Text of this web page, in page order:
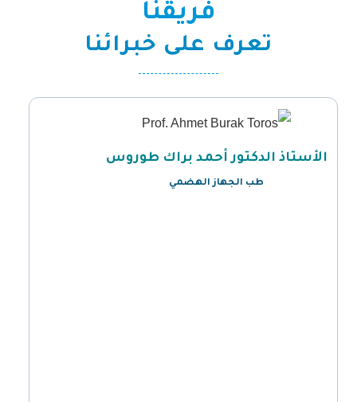
فريقنا
تعرف على خبرائنا
الأستاذ الدكتور أحمد براك طوروس
طب الجهاز الهضمي